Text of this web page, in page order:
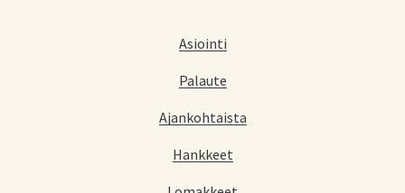
Asiointi
Palaute
Ajankohtaista
Hankkeet